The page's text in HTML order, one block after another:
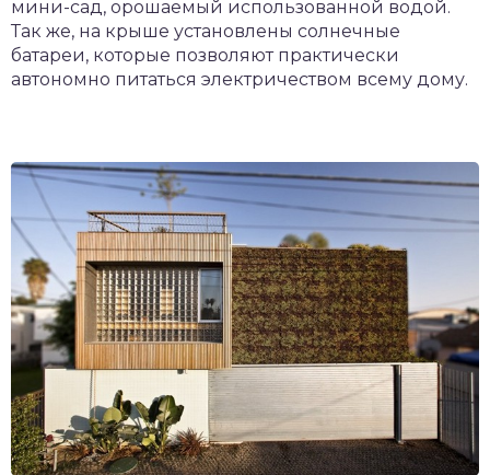
мини-сад, орошаемый использованной водой.
Так же, на крыше установлены солнечные
батареи, которые позволяют практически
автономно питаться электричеством всему дому.